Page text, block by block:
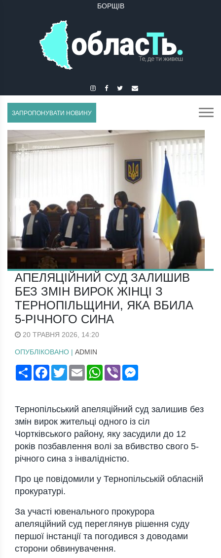
ЗАПРОПОНУВАТИ НОВИНУ
АПЕЛЯЦІЙНИЙ СУД ЗАЛИШИВ
БЕЗ ЗМІН ВИРОК ЖІНЦІ З
ТЕРНОПІЛЬЩИНИ, ЯКА ВБИЛА
5-РІЧНОГО СИНА
20 ТРАВНЯ 2026, 14:20
ОПУБЛІКОВАНО | ADMIN
ПоширитиFacebook
TwitterEmail WhatsApp
Viber
Тернопільський апеляційний суд залишив без
змін вирок жительці одного із сіл
Чортківського району, яку засудили до 12
років позбавлення волі за вбивство свого 5-
річного сина з інвалідністю.
Про це повідомили у Тернопільській обласній
прокуратурі.
За участі ювенального прокурора
апеляційний суд переглянув рішення суду
першої інстанції та погодився з доводами
сторони обвинувачення.